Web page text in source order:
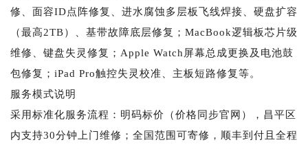
修、面容ID点阵修复、进水腐蚀多层板飞线焊接、硬盘扩容
（最高2TB）、基带故障底层修复；MacBook逻辑板芯片级
维修、键盘失灵修复；Apple Watch屏幕总成更换及电池鼓
包修复；iPad Pro触控失灵校准、主板短路修复等。
服务模式说明
采用标准化服务流程：明码标价（价格同步官网），昌平区
内支持30分钟上门维修；全国范围可寄修，顺丰到付且全程